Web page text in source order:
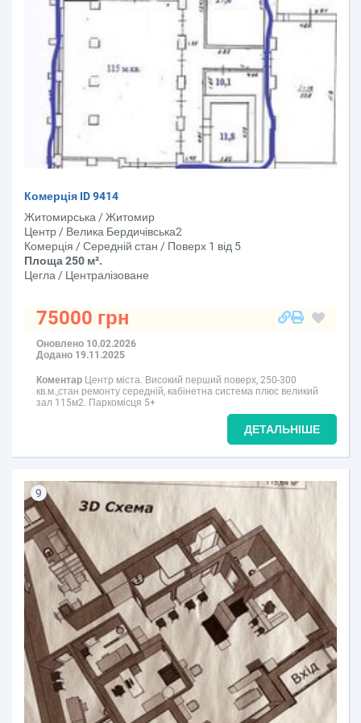
Комерція ID 9414
Житомирська / Житомир
Центр / Велика Бердичівська2
Комерція / Середній стан / Поверх 1 від 5
Площа 250 м².
Цегла / Централізоване
75000 грн
Оновлено 10.02.2026
Додано 19.11.2025
Коментар Центр міста. Високий перший поверх, 250-300
кв.м.,стан ремонту середній, кабінетна система плюс великий
зал 115м2. Паркомісця 5+
ДЕТАЛЬНІШЕ
9